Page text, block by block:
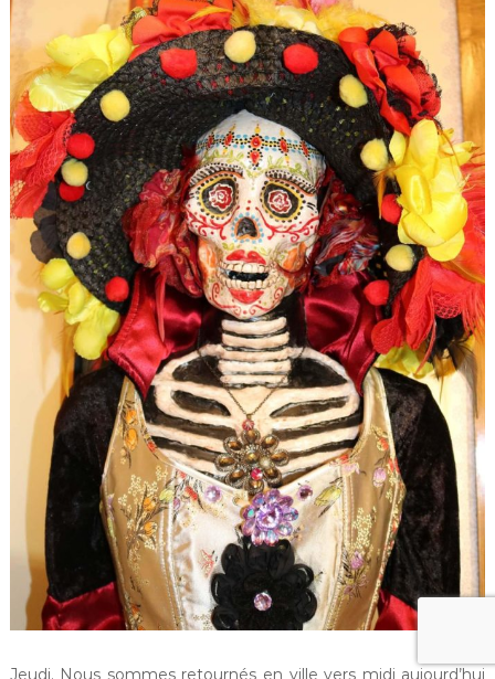
Jeudi. Nous sommes retournés en ville vers midi aujourd’hui